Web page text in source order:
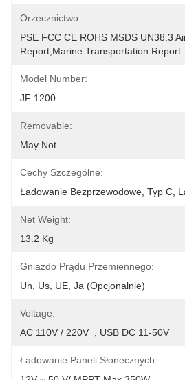
Orzecznictwo:
PSE FCC CE ROHS MSDS UN38.3
Report,Marine Transportation Report
Model Number:
JF 1200
Removable:
May Not
Cechy Szczególne:
Ładowanie Bezprzewodowe, Typ C,
Net Weight:
13.2 Kg
Gniazdo Prądu Przemiennego:
Un, Us, UE, Ja (opcjonalnie)
Voltage:
AC 110V / 220V  , USB DC 11-50V
Ładowanie Paneli Słonecznych: